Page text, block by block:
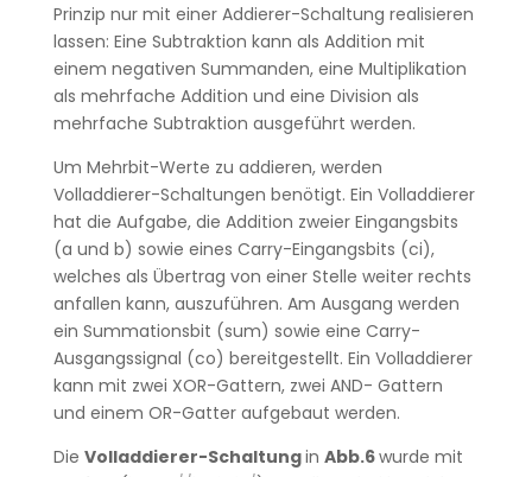
Prinzip nur mit einer Addierer-Schaltung realisieren
lassen: Eine Subtraktion kann als Addition mit
einem negativen Summanden, eine Multiplikation
als mehrfache Addition und eine Division als
mehrfache Subtraktion ausgeführt werden.
Um Mehrbit-Werte zu addieren, werden
Volladdierer-Schaltungen benötigt. Ein Volladdierer
hat die Aufgabe, die Addition zweier Eingangsbits
(a und b) sowie eines Carry-Eingangsbits (ci),
welches als Übertrag von einer Stelle weiter rechts
anfallen kann, auszuführen. Am Ausgang werden
ein Summationsbit (sum) sowie eine Carry-
Ausgangssignal (co) bereitgestellt. Ein Volladdierer
kann mit zwei XOR-Gattern, zwei AND- Gattern
und einem OR-Gatter aufgebaut werden.
Die Volladdierer-Schaltungin Abb.6wurde mit